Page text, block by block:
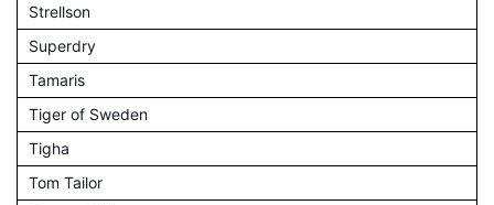
Strellson
Superdry
Tamaris
Tiger of Sweden
Tigha
Tom Tailor